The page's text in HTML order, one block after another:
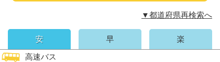
▼都道府県再検索へ
安 早
楽
高速バス